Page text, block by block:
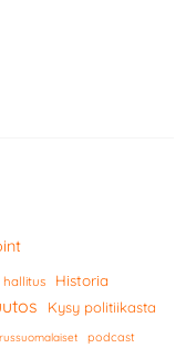
hallitus Historia
Kysy politiikasta
podcast